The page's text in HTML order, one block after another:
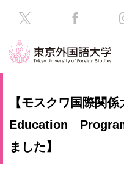
大
案
験
生
方
【モスクワ国際関
Education
ました】